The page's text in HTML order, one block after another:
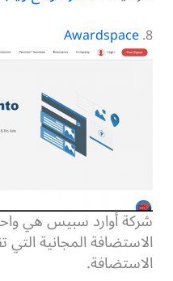
8.
Awardspace
شركة أوارد سبيس هي
الاستضافة المجانية
الاستضافة.